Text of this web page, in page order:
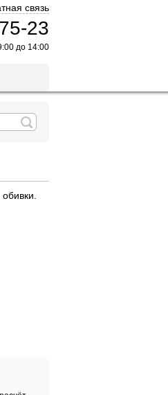
связь
23
до 14:00